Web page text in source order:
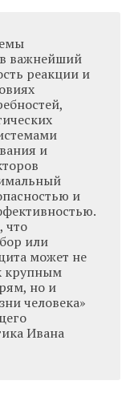
важнейший
реакции и
и
и
что
или
может не
крупным
но и
человека»
Ивана